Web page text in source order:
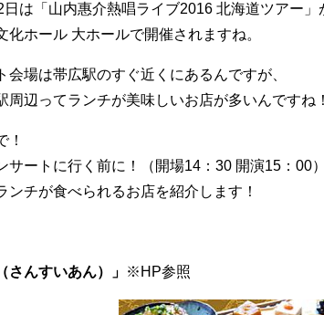
日は「山内惠介熱唱ライブ2016 北海道ツアー」
化ホール 大ホールで開催されますね。
会場は帯広駅のすぐ近くにあるんですが、
周辺ってランチが美味しいお店が多いんですね！
！
サートに行く前に！（開場14：30 開演15：00）
ンチが食べられるお店を紹介します！
さんすいあん）」 ※HP参照